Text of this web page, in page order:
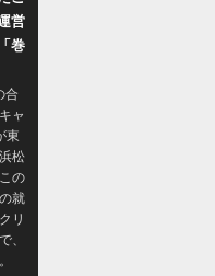
営
巻
合
ャ
東
松
の
就
リ
、